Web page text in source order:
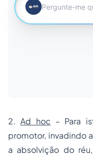
2.Ad hoc – Para
promotor, invadindo
a absolvição do